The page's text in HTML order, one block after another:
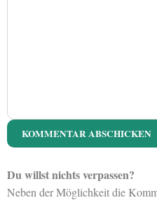
Du willst nichts verpassen?
Neben der Möglichkeit die